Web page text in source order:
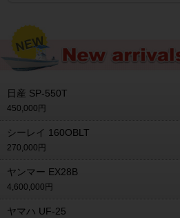
日産 SP-550T
450,000円
シーレイ 160OBLT
270,000円
ヤンマー EX28B
4,600,000円
ヤマハ UF-25